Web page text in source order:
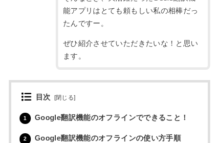
能アプリはとても頼もしい私の相棒だっ
たんですー。
ぜひ紹介させていただきたいな！と思い
ます。
目次 [閉じる]
1 Google翻訳機能のオフラインでできること！
2 Google翻訳機能のオフラインの使い方手順